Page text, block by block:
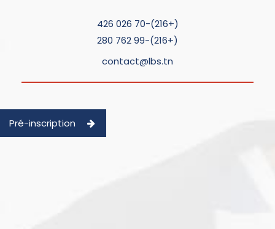
(+216)-70 026 426
(+216)-99 762 280
contact@lbs.tn
Pré-inscription